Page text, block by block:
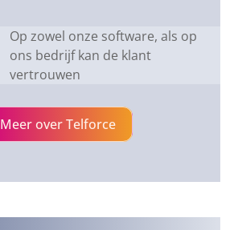
Op zowel onze software, als op
ons bedrijf kan de klant
vertrouwen
Meer over Telforce